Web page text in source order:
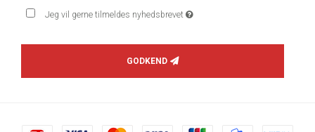
Jeg vil gerne tilmeldes nyhedsbrevet
GODKEND